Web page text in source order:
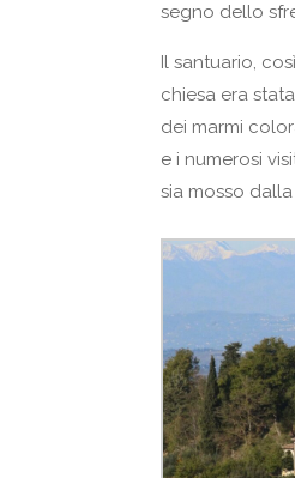
segno dello
Il santuario,
chiesa era
dei marmi
e i numerosi
sia mosso